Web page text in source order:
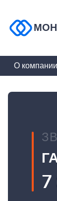
О компании
7